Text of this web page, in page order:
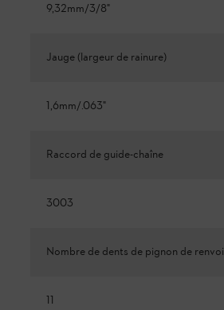
9,32mm/3/8"
Jauge (largeur de rainure)
1,6mm/.063"
Raccord de guide-chaîne
3003
Nombre de dents de pignon de renvoi
11